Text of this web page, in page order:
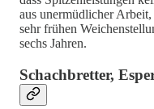
aus unermüdlicher
sehr frühen
sechs Jahren.
Schachbretter,